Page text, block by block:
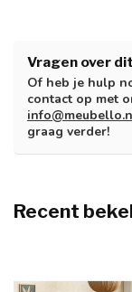
Vragen over
Of heb je hulp
contact op met
graag verder!
Recent